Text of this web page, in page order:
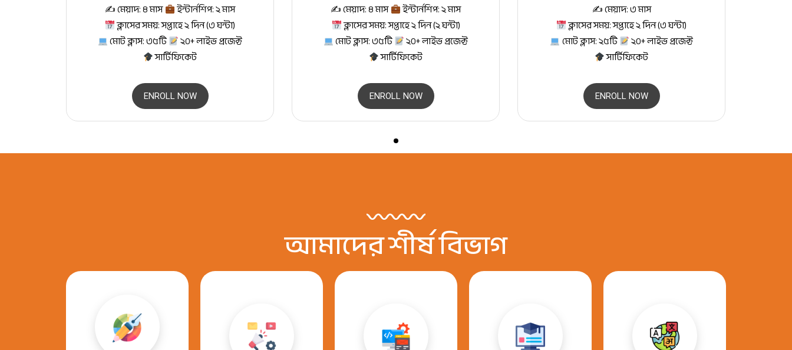
✍মেয়াদ: ৪ মাস
ইন্টার্নশিপ: ২ মাস
ক্লাসের সময়: সপ্তাহে ২ দিন (৩ ঘন্টা)
মোট ক্লাস: ৩৫টি
২০+ লাইভ প্রজেক্ট
সার্টিফিকেট
ENROLL NOW
✍মেয়াদ: ৪ মাস
ইন্টার্নশিপ: ২ মাস
ক্লাসের সময়: সপ্তাহে ২ দিন (২ ঘন্টা)
মোট ক্লাস: ৩৫টি
২০+ লাইভ প্রজেক্ট
সার্টিফিকেট
ENROLL NOW
✍️ মেয়াদ: ৩ মাস
ক্লাসের সময়: সপ্তাহে ২ দিন (৩ ঘন্টা)
মোট ক্লাস: ২৫টি
২০+ লাইভ প্রজেক্ট
সার্টিফিকেট
ENROLL NOW
আমাদের শীর্ষ বিভাগ